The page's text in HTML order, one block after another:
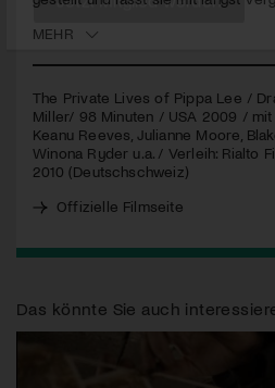
MEHR
The Private Lives of Pippa Lee /
Miller/ 98 Minuten / USA 2009 / mit
Keanu Reeves, Julianne Moore,
Winona Ryder u.a. / Verleih: Rialto
2010 (Deutschschweiz)
Offizielle Filmseite
Das könnte Sie auch